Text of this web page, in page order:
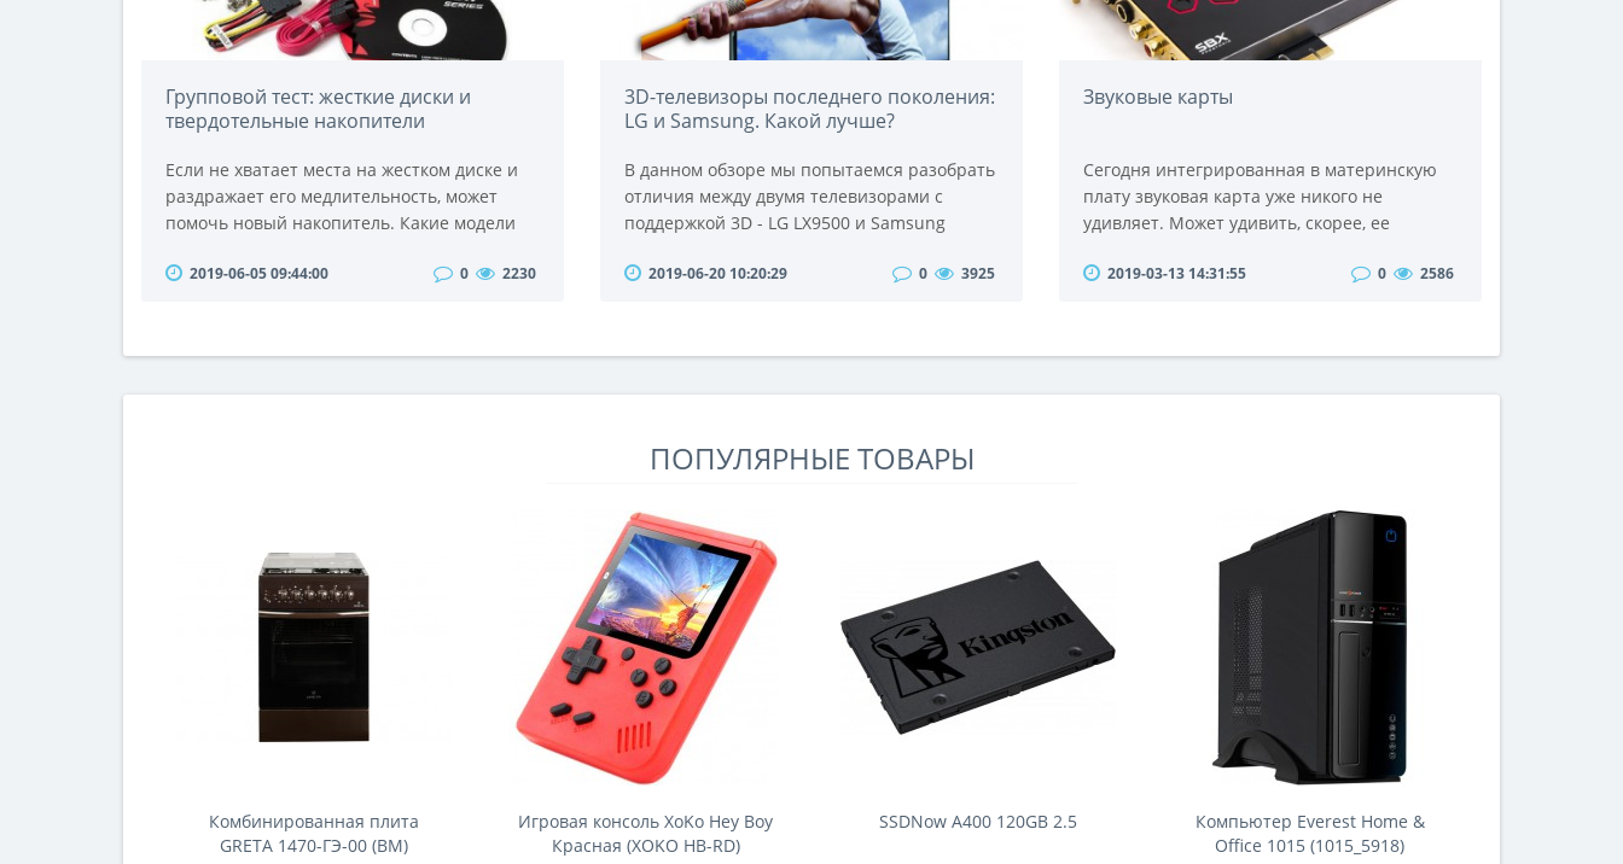
Групповой тест: жесткие диски и
твердотельные накопители
Если не хватает места на жестком диске и
раздражает его медлительность, может
помочь новый накопитель. Какие модели
покажет наше тестирование.До сих пор
старом накопителе, до отказа забитом
2019-06-05 09:44:00 0 2230
3D-телевизоры последнего поколения:
LG и Samsung. Какой лучше?
В данном обзоре мы попытаемся разобрать
отличия между двумя телевизорами с
поддержкой 3D - LG LX9500 и Samsung
оцениваться по перекрестным искажениям
качество изображения в 3D-режимеКак
перед..
2019-06-20 10:20:29 0 3925
Звуковые карты
Сегодня интегрированная в материнскую
плату звуковая карта уже никого не
удивляет. Может удивить, скорее, ее
встроенный аудиочип и качество звучания
необходимости что-то менять в звуковой
2019-03-13 14:31:55 0 2586
ПОПУЛЯРНЫЕ ТОВАРЫ
Комбинированная плита
GRETA 1470-ГЭ-00 (BM)
Игровая консоль XoKo Hey Boy
Красная (XOKO НB-RD)
SSDNow A400 120GB 2.5
Компьютер Everest Home &
Office 1015 (1015_5918)